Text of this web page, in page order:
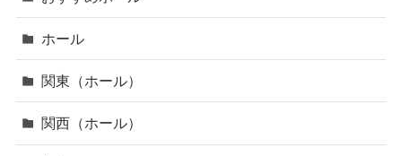
ホール
関東（ホール）
関西（ホール）